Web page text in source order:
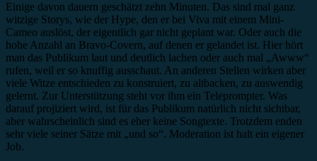
Einige davon dauern geschätzt zehn Minuten. Das sind mal ganz
witzige Storys, wie der Hype, den er bei Viva mit einem Mini-
Cameo auslöst, der eigentlich gar nicht geplant war. Oder auch die
hohe Anzahl an Bravo-Covern, auf denen er gelandet ist. Hier hört
man das Publikum laut und deutlich lachen oder auch mal „Awww“
rufen, weil er so knuffig ausschaut. An anderen Stellen wirken aber
viele Witze entschieden zu konstruiert, zu altbacken, zu auswendig
gelernt. Zur Unterstützung steht vor ihm ein Teleprompter. Was
darauf projiziert wird, ist für das Publikum natürlich nicht sichtbar,
aber wahrscheinlich sind es eher keine Songtexte. Trotzdem enden
sehr viele seiner Sätze mit „und so“. Moderation ist halt ein eigener
Job.